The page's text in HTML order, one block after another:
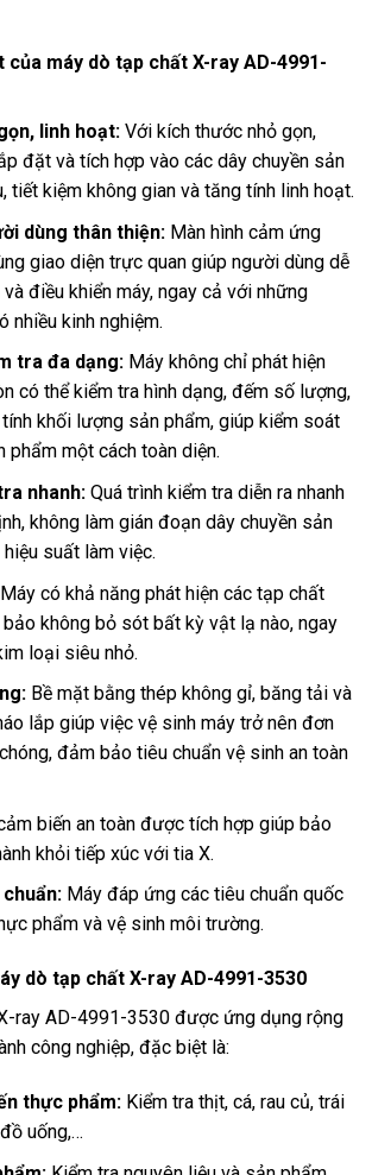
máy dò tạp chất X-ray AD-4991-
linh hoạt:Với kích thước nhỏ gọn,
đặt và tích hợp vào các dây chuyền sản
tiết kiệm không gian và tăng tính linh hoạt.
dùng thân thiện:Màn hình cảm ứng
giao diện trực quan giúp người dùng dễ
điều khiển máy, ngay cả với những
nhiều kinh nghiệm.
tra đa dạng:Máy không chỉ phát hiện
có thể kiểm tra hình dạng, đếm số lượng,
khối lượng sản phẩm, giúp kiểm soát
phẩm một cách toàn diện.
nhanh:Quá trình kiểm tra diễn ra nhanh
không làm gián đoạn dây chuyền sản
suất làm việc.
có khả năng phát hiện các tạp chất
không bỏ sót bất kỳ vật lạ nào, ngay
loại siêu nhỏ.
Bề mặt bằng thép không gỉ, băng tải và
lắp giúp việc vệ sinh máy trở nên đơn
đảm bảo tiêu chuẩn vệ sinh an toàn
biến an toàn được tích hợp giúp bảo
khỏi tiếp xúc với tia X.
Máy đáp ứng các tiêu chuẩn quốc
phẩm và vệ sinh môi trường.
dò tạp chất X-ray AD-4991-3530
ray AD-4991-3530 được ứng dụng rộng
công nghiệp, đặc biệt là:
thực phẩm:Kiểm tra thịt, cá, rau củ, trái
uống,…